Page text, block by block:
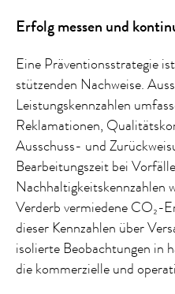
Erfolg messen und
Eine Präventionsstrategie
stützenden Nachweise.
Leistungskennzahlen
Reklamationen,
Ausschuss- und
Bearbeitungszeit bei
Nachhaltigkeitskennzahlen
Verderb vermiedene CO₂-
dieser Kennzahlen über
isolierte Beobachtungen in
die kommerzielle und